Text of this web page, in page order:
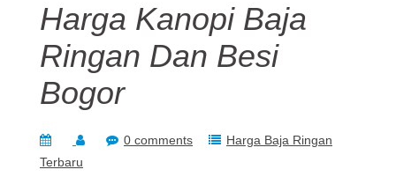
Harga Kanopi Baja
Ringan Dan Besi
Bogor
0 comments
Harga Baja Ringan
Terbaru